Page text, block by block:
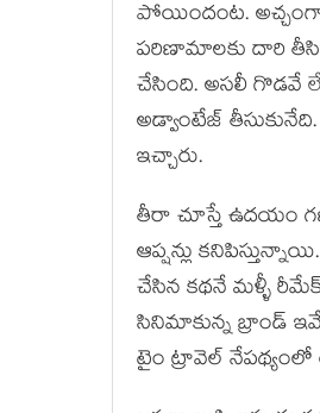
పోయిందంట. అచ్చంగా
పరిణామాలకు దారి తీసి
చేసింది. అసలీ గొడవే
అడ్వాంటేజ్
ఇచ్చారు.
తీరా చూస్తే ఉదయం
ఆప్షన్లు
చేసిన కథనే మళ్ళీ
సినిమాకున్న బ్రాండ్
టైం ట్రావెల్